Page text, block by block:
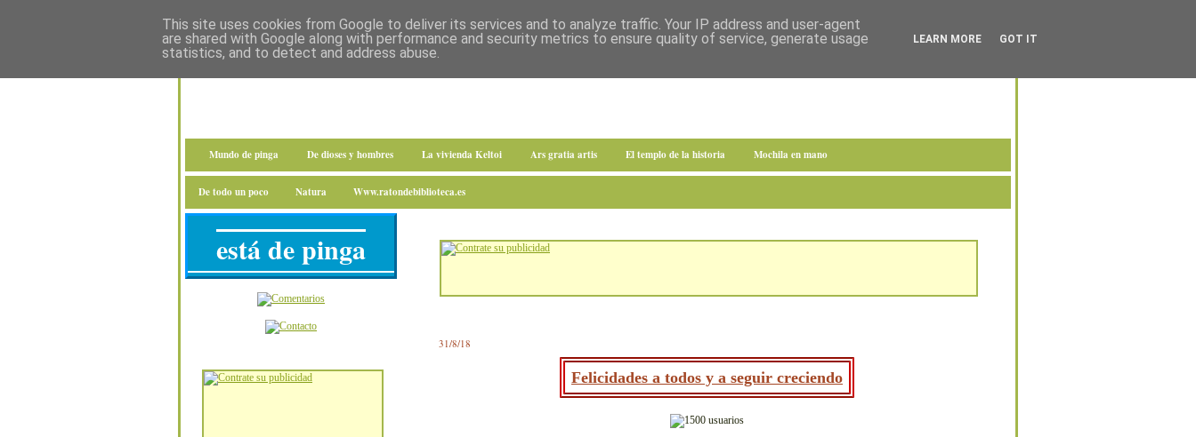
Mundo de pinga De dioses y hombres La vivienda Keltoi Ars gratia artis El templo de la historia Mochila en mano
De todo un poco Natura Www.ratondebiblioteca.es
31/8/18
Felicidades a todos y a seguir creciendo
está de pinga
This site uses cookies from Google to deliver its services and to analyze traffic. Your IP address and user-agent
are shared with Google along with performance and security metrics to ensure quality of service, generate usage
statistics, and to detect and address abuse.
LEARN MORE GOT IT